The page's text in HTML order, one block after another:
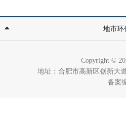
地市环
Copyright ©
地址：合肥市高新区创新大
备案